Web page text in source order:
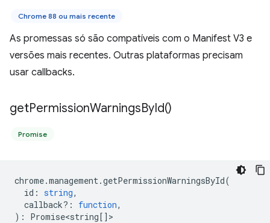
Chrome 88 ou mais recente
As promessas só são compatíveis com o Manifest V3 e
versões mais recentes. Outras plataformas precisam
usar callbacks.
getPermissionWarningsById()
Promise
chrome.management.getPermissionWarningsById(
id : string,
callback? : function,
) : Promise<string[]>